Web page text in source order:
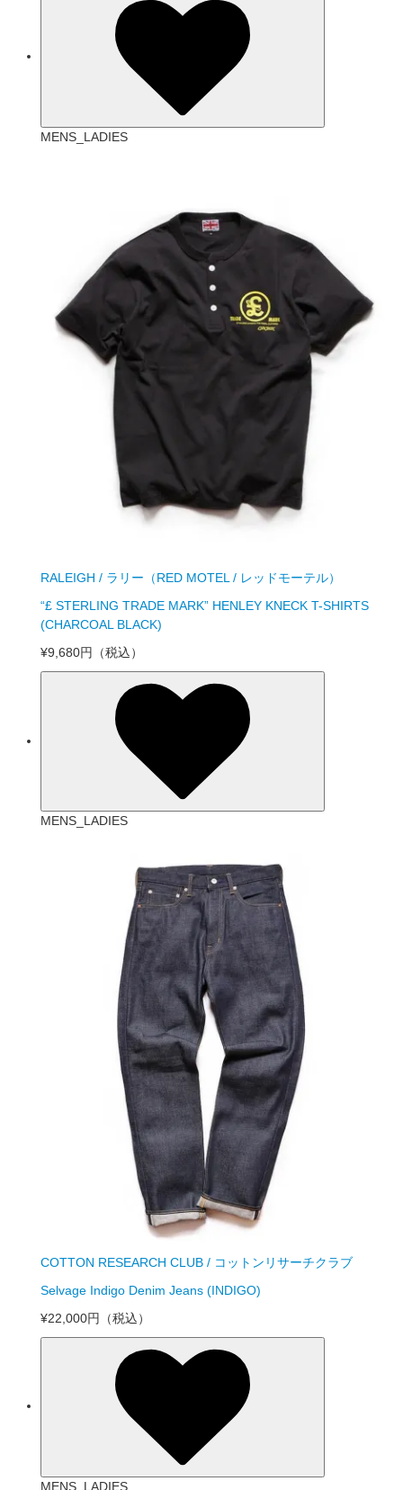
MENS_LADIES
RALEIGH / ラリー（RED MOTEL / レッドモーテル）
“£ STERLING TRADE MARK” HENLEY KNECK T-SHIRTS
(CHARCOAL BLACK)
¥9,680円
（税込）
MENS_LADIES
COTTON RESEARCH CLUB / コットンリサーチクラブ
Selvage Indigo Denim Jeans (INDIGO)
¥22,000円
（税込）
MENS_LADIES